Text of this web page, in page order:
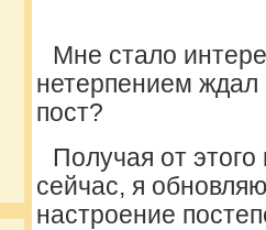
Мне стало
нетерпением ждал
пост?
Получая от
сейчас, я
настроение